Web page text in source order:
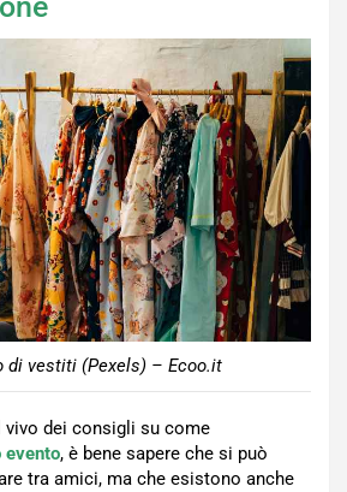
di vestiti (Pexels) – Ecoo.it
vivo dei consigli su come
evento, è bene sapere che si può
tra amici, ma che esistono anche